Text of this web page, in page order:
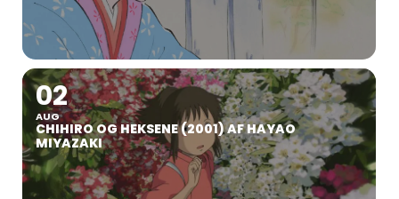
02
AUG
CHIHIRO OG HEKSENE (2001) AF HAYAO
MIYAZAKI